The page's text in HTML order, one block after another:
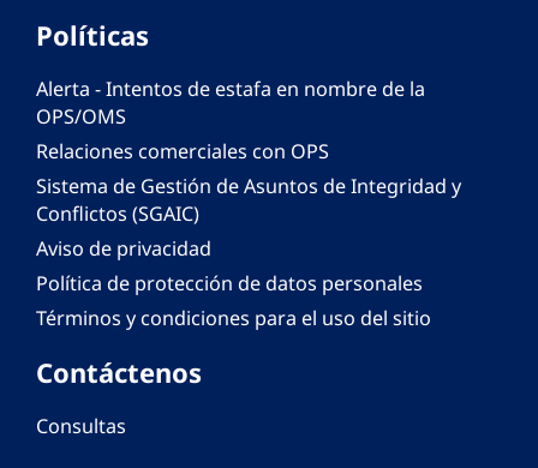
Políticas
Alerta - Intentos de estafa en nombre de la
OPS/OMS
Relaciones comerciales con OPS
Sistema de Gestión de Asuntos de Integridad y
Conflictos (SGAIC)
Aviso de privacidad
Política de protección de datos personales
Términos y condiciones para el uso del sitio
Contáctenos
Consultas